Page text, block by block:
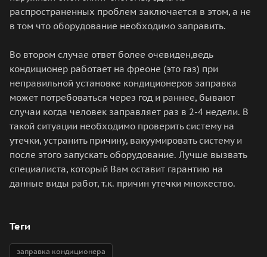
распространенных проблем заключается в этом, а не
в том что оборудование необходимо заправить.
Во втором случае ответ более очевиден,ведь
кондиционер работает на фреоне (это газ) при
неправильной установке кондиционеров заправка
может потребоваться через год и раннее, бывают
случаи когда человек заправляет раз в 2-4 недели. В
такой ситуации необходимо проверить систему на
утечки, устранить причину, вакуумировать систему и
после этого запускать оборудование. Лучше вызвать
специалиста, который Вам оставит гарантию на
данные виды работ, т.к. причин утечки множество.
Теги
заправка кондиционера